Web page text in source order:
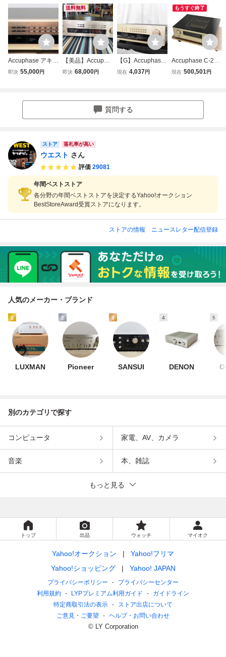
Accuphase アキュ
フェーズ ステレ
即決 55,000円
送料無料
【美品】Accupha
se アキュフェーズ
即決 68,000円
【G】Accuphase
T-1000 FMチュー
現在 4,037円
もうすぐ終了
Accuphase C-280
0 アキュフェーズ
現在 500,501円
質問する
ストア 落札率が高い
ウエスト さん
評価 29081
年間ベストストア
各分野の年間ベストストアを決定するYahoo!オークション
BestStoreAward受賞ストアになります。
ストアの情報 ニュースレター配信登録
人気のメーカー・ブランド
1
LUXMAN
2
Pioneer
3
SANSUI
4
DENON
5
別のカテゴリで探す
コンピュータ 家電、AV、カメラ
音楽 本、雑誌
もっと見る
トップ 出品 ウォッチ マイオク
Yahoo!オークション
Yahoo!フリマ
Yahoo!ショッピング
Yahoo! JAPAN
プライバシーポリシー
プライバシーセンター
利用規約
LYPプレミアム利用ガイド
ガイドライン
特定商取引法の表示
ストア出店について
ご意見・ご要望
ヘルプ・お問い合わせ
© LY Corporation